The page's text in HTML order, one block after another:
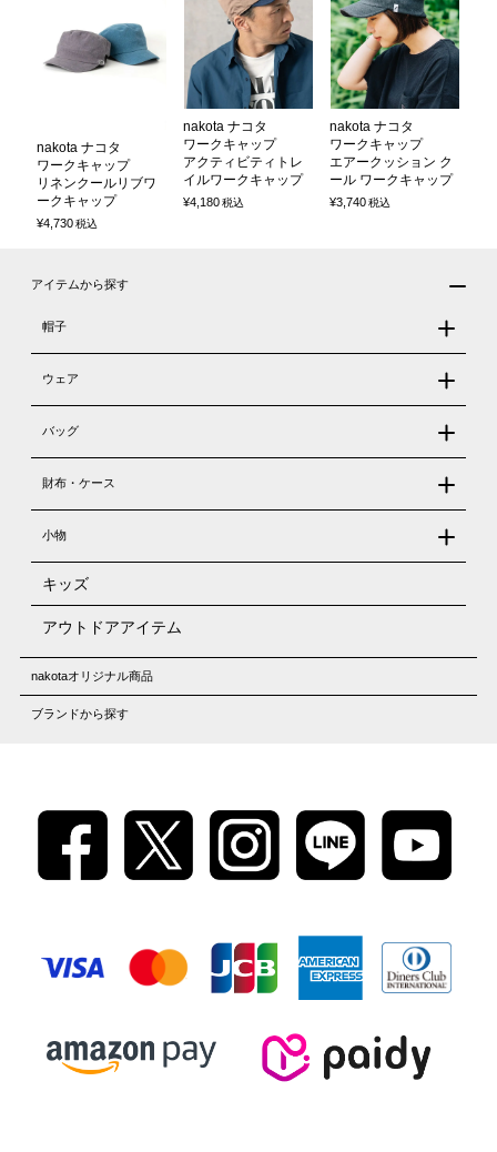
nakota ナコタ
ワークキャップ
リネンクールリブワ
ークキャップ
¥4,730税込
nakota ナコタ
ワークキャップ
アクティビティトレ
イルワークキャップ
¥4,180税込
nakota ナコタ
ワークキャップ
エアークッション ク
ール ワークキャップ
¥3,740税込
アイテムから探す
帽子
ウェア
バッグ
財布・ケース
小物
キッズ
アウトドアアイテム
nakotaオリジナル商品
ブランドから探す